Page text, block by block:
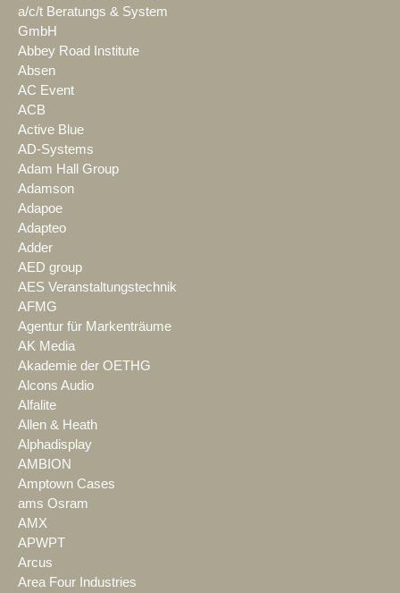
a/c/t Beratungs & System
GmbH
Abbey Road Institute
Absen
AC Event
ACB
Active Blue
AD-Systems
Adam Hall Group
Adamson
Adapoe
Adapteo
Adder
AED group
AES Veranstaltungstechnik
AFMG
Agentur für Markenträume
AK Media
Akademie der OETHG
Alcons Audio
Alfalite
Allen & Heath
Alphadisplay
AMBION
Amptown Cases
ams Osram
AMX
APWPT
Arcus
Area Four Industries